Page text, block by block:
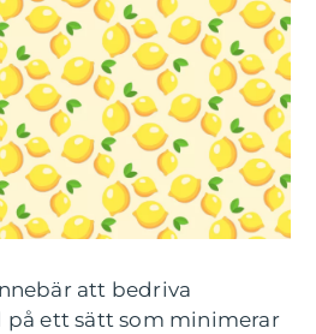
att bedriva
på ett sätt som minimerar